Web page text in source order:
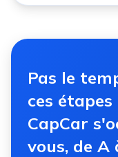
Pas le
ces étapes
CapCar
vous, de A